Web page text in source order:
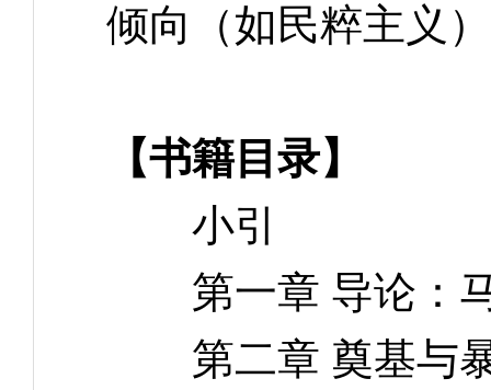
倾向（如民粹主义
【书籍目录】
小引
第一章 导论：马
第二章 奠基与